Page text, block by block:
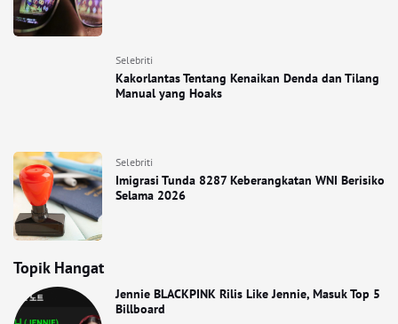
Selebriti
Kakorlantas Tentang Kenaikan Denda dan Tilang
Manual yang Hoaks
Selebriti
Imigrasi Tunda 8287 Keberangkatan WNI Berisiko
Selama 2026
Topik Hangat
Jennie BLACKPINK Rilis Like Jennie, Masuk Top 5
Billboard